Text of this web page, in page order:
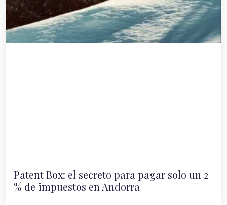
Patent Box: el secreto para pagar solo un 2
% de impuestos en Andorra